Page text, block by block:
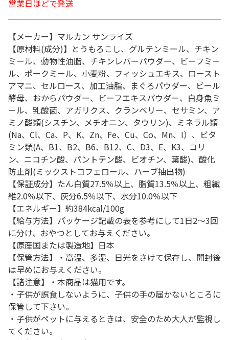
営業日ほどで発送
【メーカー】マルカン サンライズ
【原材料(成分)】とうもろこし、グルテンミール、チキン
ミール、動物性油脂、チキンレバーパウダー、ビーフミー
ル、ポークミール、小麦粉、フィッシュエキス、ロースト
アマニ、セルロース、加工油脂、まぐろパウダー、ビール
酵母、おからパウダー、ビーフエキスパウダー、白身魚ミ
ール、乳酸菌、アガリクス、クランベリー、セサミン、ア
ミノ酸類(シスチン、メチオニン、タウリン)、ミネラル類
(Na、Cl、Ca、P、K、Zn、Fe、Cu、Co、Mn、I）、ビタ
ミン類(A、B1、B2、B6、B12、C、D3、E、K3、コリ
ン、ニコチン酸、パントテン酸、ビオチン、葉酸)、酸化
防止剤(ミックストコフェロール、ハーブ抽出物)
【保証成分】たん白質27.5％以上、脂質13.5％以上、粗繊
維2.0％以下、灰分6.5％以下、水分10.0％以下
【エネルギー】約384kcal/100g
【給与方法】パッケージ記載の表を参考にして1日2～3回
に分け、おやつとしてお与えください。
【原産国または製造地】日本
【保管方法】・高温、多湿、日光をさけて保存し、開封後
は早めにお与えください。
【諸注意】・本商品は猫用です。
・子供が誤食しないように、子供の手の届かないところに
保管して下さい。
・子供がペットに与えるときは、安全のため大人が監視し
てください。